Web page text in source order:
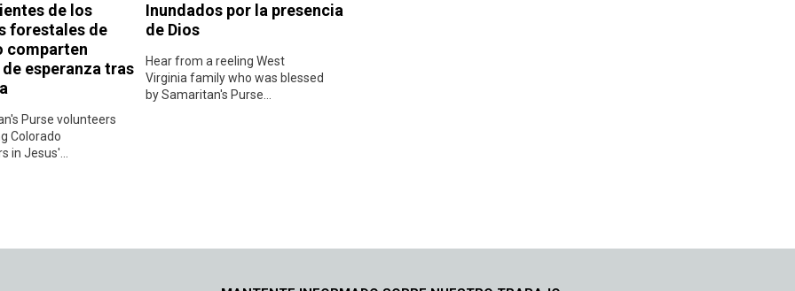
de los
forestales de
comparten
esperanza tras
Purse volunteers
Colorado
in Jesus'...
Inundados por la presencia
de Dios
Hear from a reeling West
Virginia family who was blessed
by Samaritan's Purse...